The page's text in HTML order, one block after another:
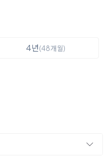
4년(48개월)